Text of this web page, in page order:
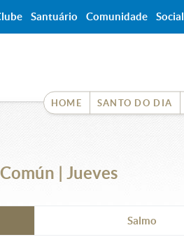
HOME SANTO DO DIA
| Jueves
Salmo
Santuário Comunidade Social